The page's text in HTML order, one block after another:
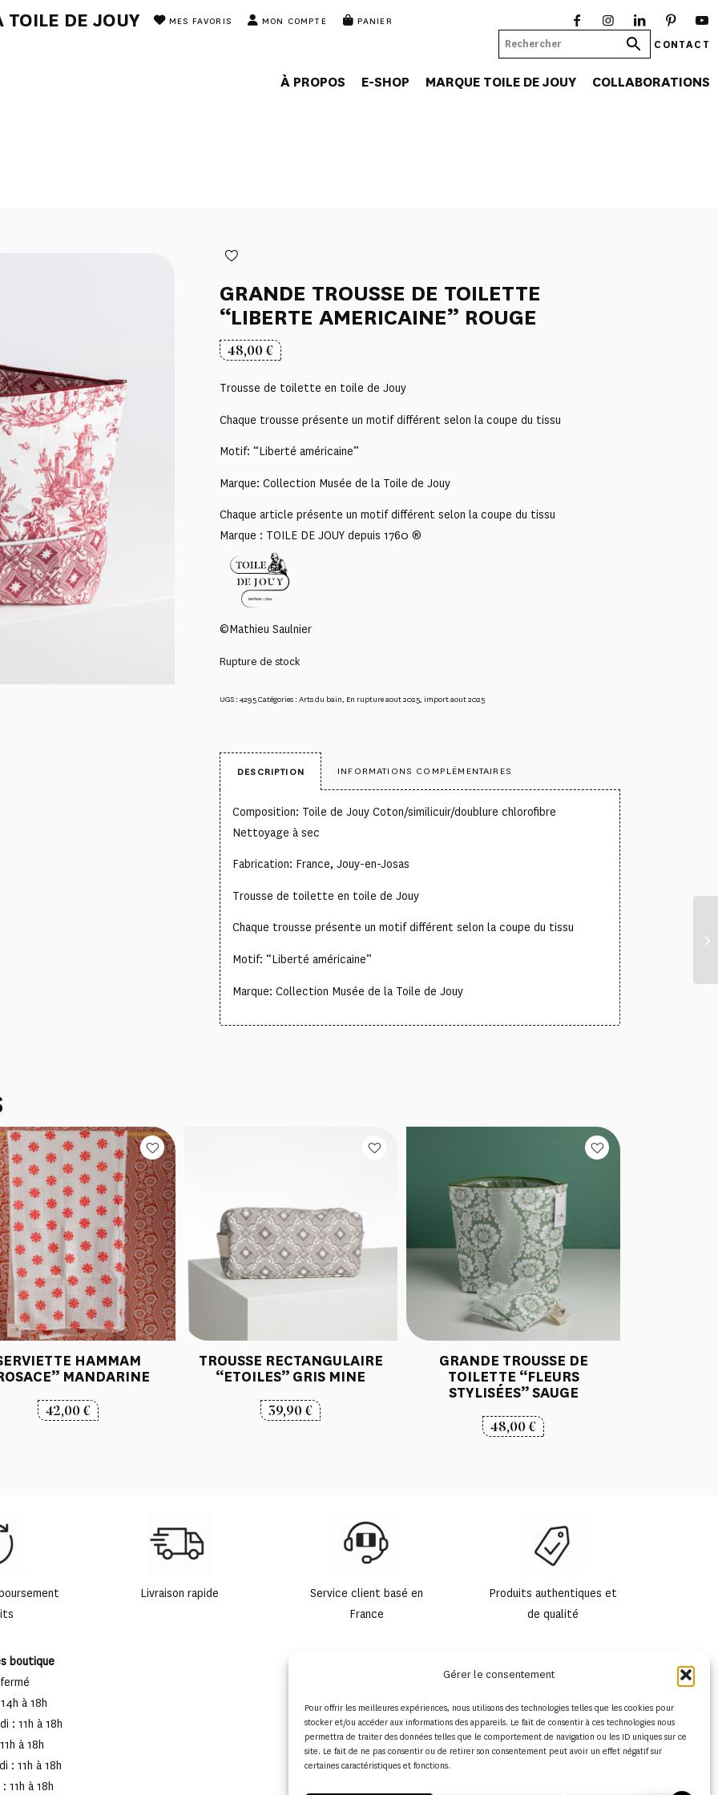
Gérer le consentement
Pour offrir les meilleures expériences, nous utilisons des technologies telles que les cookies pour
stocker et/ou accéder aux informations des appareils. Le fait de consentir à ces technologies nous
permettra de traiter des données telles que le comportement de navigation ou les ID uniques sur ce
site. Le fait de ne pas consentir ou de retirer son consentement peut avoir un effet négatif sur
certaines caractéristiques et fonctions.
TOILE DE JOUY MES FAVORIS MON COMPTE PANIER
CONTACT
À PROPOS E-SHOP MARQUE TOILE DE JOUY COLLABORATIONS
GRANDE TROUSSE DE TOILETTE
“LIBERTE AMERICAINE” ROUGE
48,00€
Trousse de toilette en toile de Jouy
Chaque trousse présente un motif différent selon la coupe du tissu
Motif: “Liberté américaine”
Marque: Collection Musée de la Toile de Jouy
Chaque article présente un motif différent selon la coupe du tissu
Marque : TOILE DE JOUY depuis 1760 ®
©Mathieu Saulnier
Rupture de stock
UGS :4295Catégories :Arts du bain En rupture aout 2025 import aout 2025
DESCRIPTION INFORMATIONS COMPLÉMENTAIRES
Composition: Toile de Jouy Coton/similicuir/doublure chlorofibre
Nettoyage à sec
Fabrication: France, Jouy-en-Josas
Trousse de toilette en toile de Jouy
Chaque trousse présente un motif différent selon la coupe du tissu
Motif: “Liberté américaine”
Marque: Collection Musée de la Toile de Jouy
HAMMAM
MANDARINE
42,00€
TROUSSE RECTANGULAIRE
“ETOILES” GRIS MINE
39,90€
GRANDE TROUSSE DE
TOILETTE “FLEURS
STYLISÉES” SAUGE
48,00€
Livraison rapide
Service client basé en
France
Produits authentiques et
de qualité
boutique
à 18h
: 11h à 18h
à 18h
: 11h à 18h
11h à 18h